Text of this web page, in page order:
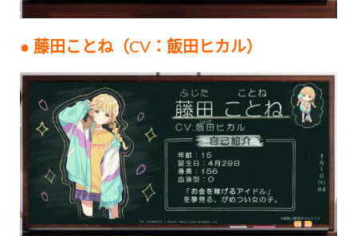
● 藤田ことね（CV：飯田ヒカル）